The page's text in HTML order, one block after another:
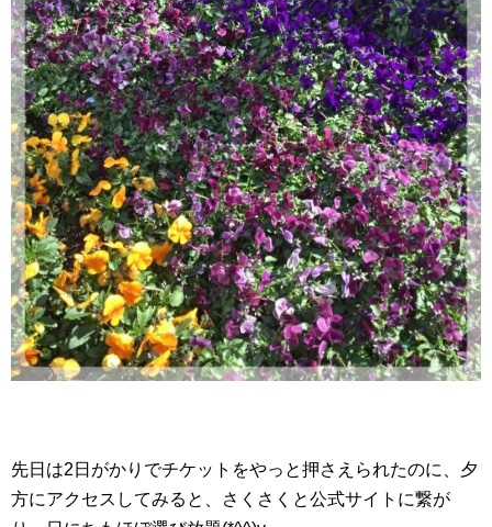
先日は2日がかりでチケットをやっと押さえられたのに、夕
方にアクセスしてみると、さくさくと公式サイトに繋が